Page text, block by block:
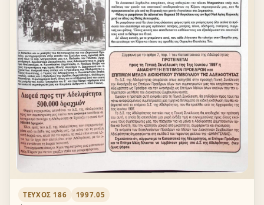
ΤΕΎΧΟΣ 186 1997.05